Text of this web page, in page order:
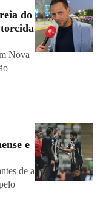
do
Nova
e
de a